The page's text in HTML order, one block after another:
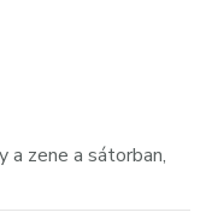
a zene a sátorban,